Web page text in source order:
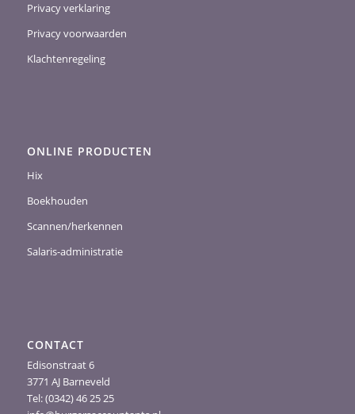
Privacy verklaring
Privacy voorwaarden
Klachtenregeling
ONLINE PRODUCTEN
Hix
Boekhouden
Scannen/herkennen
Salaris-administratie
CONTACT
Edisonstraat 6
3771 AJ Barneveld
Tel: (0342) 46 25 25